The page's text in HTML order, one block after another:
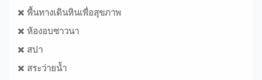
พื้นทางเดินหินเพื่อสุขภาพ
ห้องอบซาวนา
สปา
สระว่ายน้ำ